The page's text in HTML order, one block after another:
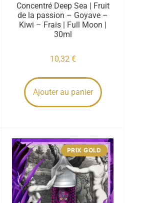
Concentré Deep Sea | Fruit
de la passion – Goyave –
Kiwi – Frais | Full Moon |
30ml
10,32 €
Ajouter au panier
PRIX GOLD